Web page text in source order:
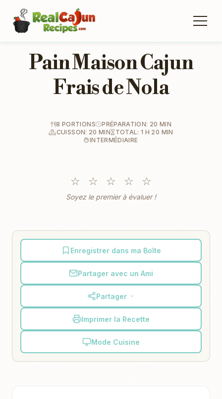
Pain Maison Cajun
Frais de Nola
8 PORTIONS
PRÉPARATION: 20 MIN
CUISSON: 20 MIN
TOTAL: 1 H 20 MIN
INTERMÉDIAIRE
☆ ☆ ☆ ☆ ☆
Soyez le premier à évaluer !
Enregistrer dans ma Boîte
Partager avec un Ami
Partager
Imprimer la Recette
Mode Cuisine